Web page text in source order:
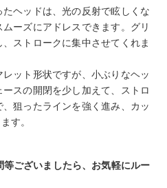
ヘッドは、光の反射で眩しくな
ーズにアドレスできます。グリ
ストロークに集中させてくれま
ット形状ですが、小ぶりなヘッ
スの開閉を少し加えて、ストロ
狙ったラインを強く進み、カッ
す。
ございましたら、お気軽にルー